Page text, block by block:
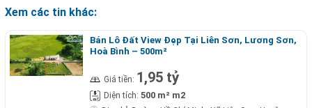
Xem các tin khác:
Bán Lô Đất View Đẹp Tại Liên Sơn, Lương Sơn,
Hoà Bình – 500m²
Giá tiền: 1,95 tỷ
Diện tích: 500 m² m2